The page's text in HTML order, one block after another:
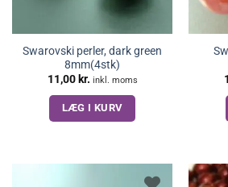
Swarovski perler, dark green
8mm(4stk)
11,00 kr. inkl. moms
LÆG I KURV